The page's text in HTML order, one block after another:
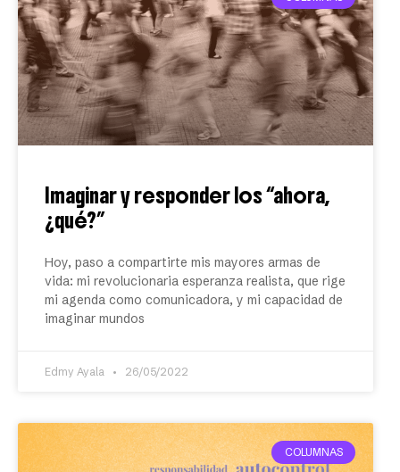
Imaginar y responder los “ahora,
¿qué?”
Hoy, paso a compartirte mis mayores armas de
vida: mi revolucionaria esperanza realista, que rige
mi agenda como comunicadora, y mi capacidad de
imaginar mundos
Edmy Ayala 26/05/2022
COLUMNAS